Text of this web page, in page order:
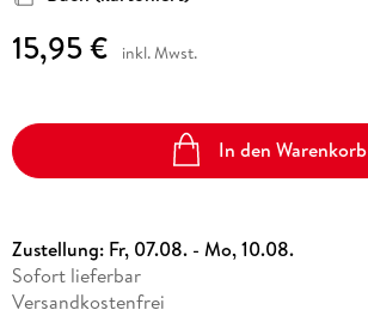
15,95 € inkl. Mwst.
In den Warenkorb
Zustellung: Fr, 07.08. - Mo, 10.08.
Sofort lieferbar
Versandkostenfrei